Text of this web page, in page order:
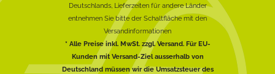
Deutschlands, Lieferzeiten für andere Länder
entnehmen Sie bitte der Schaltfläche mit den
Versandinformationen
* Alle Preise inkl. MwSt. zzgl. Versand. Für EU-
Kunden mit Versand-Ziel ausserhalb von
Deutschland müssen wir die Umsatzsteuer des